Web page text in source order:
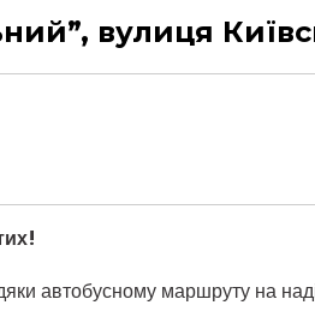
вулиця
автобусному маршруту на